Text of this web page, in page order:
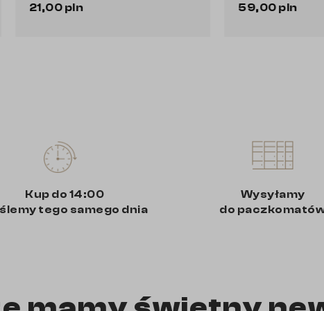
Do koszyka Do koszyka
Kup do 14:00
tego samego dnia
Wysyłamy
do